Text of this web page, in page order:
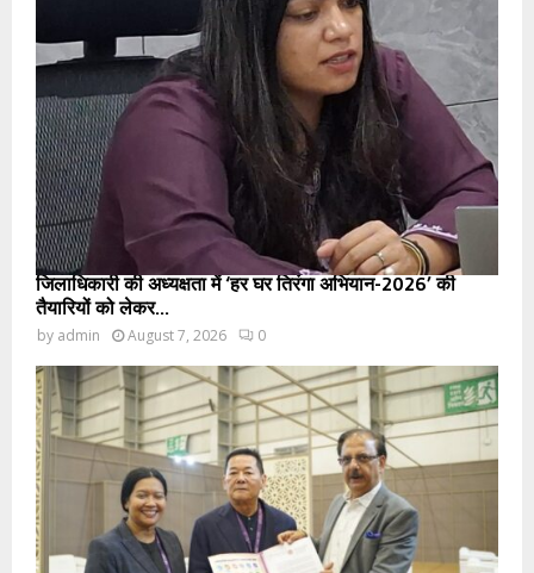
जिलाधिकारी की अध्यक्षता में ‘हर घर तिरंगा अभियान-2026’ की
तैयारियों को लेकर...
by admin August 7, 2026 0